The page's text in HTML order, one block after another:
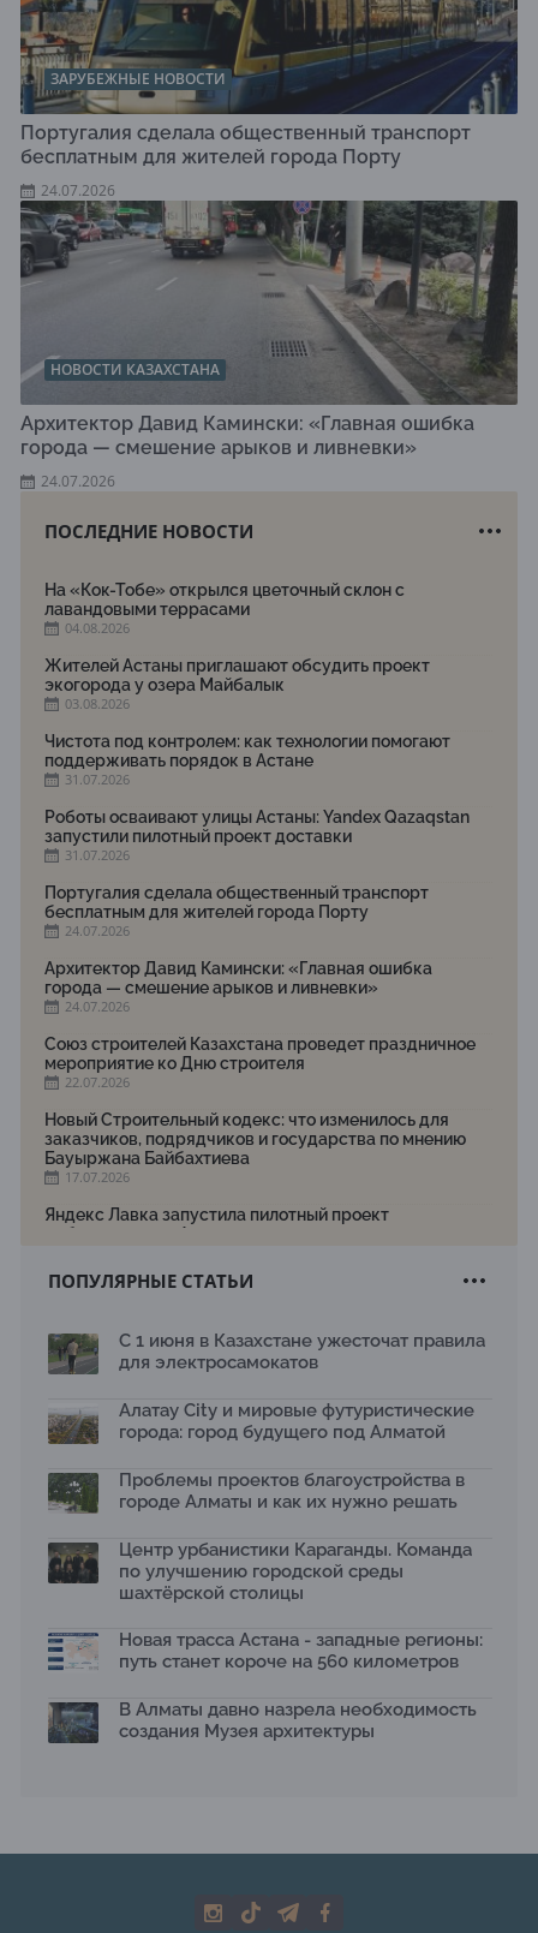
ЗАРУБЕЖНЫЕ НОВОСТИ
Португалия сделала общественный транспорт
бесплатным для жителей города Порту
24.07.2026
НОВОСТИ КАЗАХСТАНА
Архитектор Давид Камински: «Главная ошибка
города — смешение арыков и ливневки»
24.07.2026
ПОСЛЕДНИЕ НОВОСТИ
На «Кок-Тобе» открылся цветочный склон с
лавандовыми террасами
04.08.2026
Жителей Астаны приглашают обсудить проект
экогорода у озера Майбалык
03.08.2026
Чистота под контролем: как технологии помогают
поддерживать порядок в Астане
31.07.2026
Роботы осваивают улицы Астаны: Yandex Qazaqstan
запустили пилотный проект доставки
31.07.2026
Португалия сделала общественный транспорт
бесплатным для жителей города Порту
24.07.2026
Архитектор Давид Камински: «Главная ошибка
города — смешение арыков и ливневки»
24.07.2026
Союз строителей Казахстана проведет праздничное
мероприятие ко Дню строителя
22.07.2026
Новый Строительный кодекс: что изменилось для
заказчиков, подрядчиков и государства по мнению
Бауыржана Байбахтиева
17.07.2026
Яндекс Лавка запустила пилотный проект
рободоставки в Астане
Архитектурная премия SÄULE ARCHITEKTURPREIS
Первый Дом правительства Алматы станет главной
13.07.2026
В столичном детсаду подвели итоги акции «Таза
отходам
08.07.2026
общественных пространств
06.07.2026
температуру и здоровье людей
03.07.2026
сильных дождей в горах Алматы
02.07.2026
На слушаниях по корректировке СЭО Генплана
ПОПУЛЯРНЫЕ СТАТЬИ
С 1 июня в Казахстане ужесточат правила
для электросамокатов
Алатау City и мировые футуристические
города: город будущего под Алматой
Проблемы проектов благоустройства в
городе Алматы и как их нужно решать
Центр урбанистики Караганды. Команда
по улучшению городской среды
шахтёрской столицы
Новая трасса Астана - западные регионы:
путь станет короче на 560 километров
В Алматы давно назрела необходимость
создания Музея архитектуры